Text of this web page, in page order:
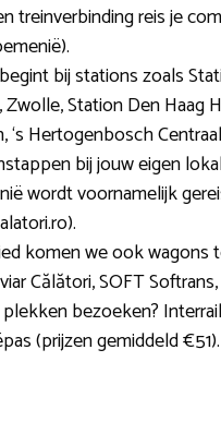
treinverbinding reis je
bij stations zoals
Zwolle, Station Den Haag
‘s Hertogenbosch
bij jouw eigen
wordt voornamelijk
komen we ook wagons
Călători, SOFT
plekken bezoeken?
(prijzen gemiddeld €51).